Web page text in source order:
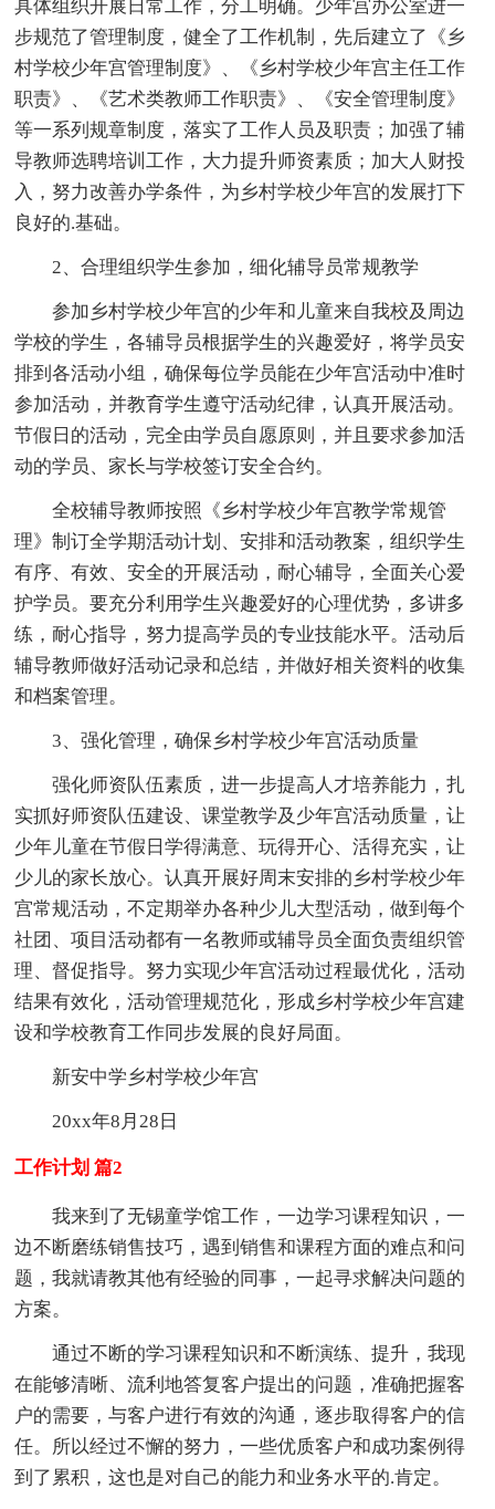
具体组织开展日常工作，分工明确。少年宫办公室进一
步规范了管理制度，健全了工作机制，先后建立了《乡
村学校少年宫管理制度》、《乡村学校少年宫主任工作
职责》、《艺术类教师工作职责》、《安全管理制度》
等一系列规章制度，落实了工作人员及职责；加强了辅
导教师选聘培训工作，大力提升师资素质；加大人财投
入，努力改善办学条件，为乡村学校少年宫的发展打下
良好的.基础。
2、合理组织学生参加，细化辅导员常规教学
参加乡村学校少年宫的少年和儿童来自我校及周边
学校的学生，各辅导员根据学生的兴趣爱好，将学员安
排到各活动小组，确保每位学员能在少年宫活动中准时
参加活动，并教育学生遵守活动纪律，认真开展活动。
节假日的活动，完全由学员自愿原则，并且要求参加活
动的学员、家长与学校签订安全合约。
全校辅导教师按照《乡村学校少年宫教学常规管
理》制订全学期活动计划、安排和活动教案，组织学生
有序、有效、安全的开展活动，耐心辅导，全面关心爱
护学员。要充分利用学生兴趣爱好的心理优势，多讲多
练，耐心指导，努力提高学员的专业技能水平。活动后
辅导教师做好活动记录和总结，并做好相关资料的收集
和档案管理。
3、强化管理，确保乡村学校少年宫活动质量
强化师资队伍素质，进一步提高人才培养能力，扎
实抓好师资队伍建设、课堂教学及少年宫活动质量，让
少年儿童在节假日学得满意、玩得开心、活得充实，让
少儿的家长放心。认真开展好周末安排的乡村学校少年
宫常规活动，不定期举办各种少儿大型活动，做到每个
社团、项目活动都有一名教师或辅导员全面负责组织管
理、督促指导。努力实现少年宫活动过程最优化，活动
结果有效化，活动管理规范化，形成乡村学校少年宫建
设和学校教育工作同步发展的良好局面。
新安中学乡村学校少年宫
20xx年8月28日
工作计划 篇2
我来到了无锡童学馆工作，一边学习课程知识，一
边不断磨练销售技巧，遇到销售和课程方面的难点和问
题，我就请教其他有经验的同事，一起寻求解决问题的
方案。
通过不断的学习课程知识和不断演练、提升，我现
在能够清晰、流利地答复客户提出的问题，准确把握客
户的需要，与客户进行有效的沟通，逐步取得客户的信
任。所以经过不懈的努力，一些优质客户和成功案例得
到了累积，这也是对自己的能力和业务水平的.肯定。